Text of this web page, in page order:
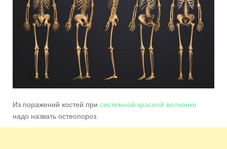
Из поражений костей при системной красной волчанке
надо назвать остеопороз.